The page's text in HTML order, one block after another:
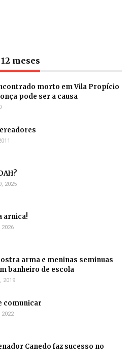
meses
morto em Vila Propício
pode ser a causa
2025
arnica!
2026
arma e meninas seminuas
banheiro de escola
2019
comunicar
2022
Canedo faz sucesso no